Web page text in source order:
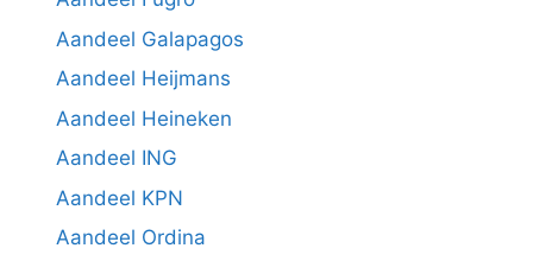
Aandeel Galapagos
Aandeel Heijmans
Aandeel Heineken
Aandeel ING
Aandeel KPN
Aandeel Ordina